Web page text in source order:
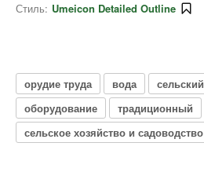
Стиль: Umeicon Detailed Outline
орудие труда вода сельский
оборудование
традиционный
сельское хозяйство и садоводство